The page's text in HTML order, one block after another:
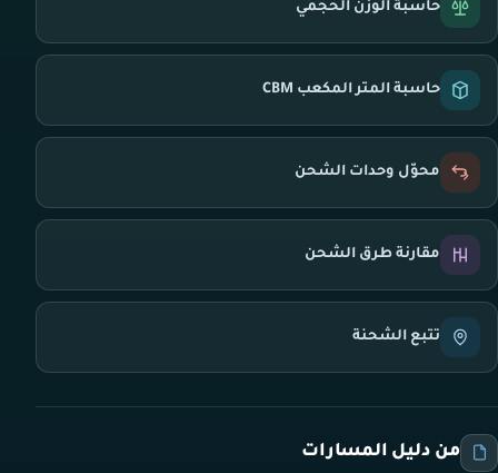
حاسبة الوزن الحجمي
حاسبة المتر المكعب CBM
محوّل وحدات الشحن
مقارنة طرق الشحن
تتبع الشحنة
من دليل المسارات